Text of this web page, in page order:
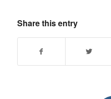
Share this entry